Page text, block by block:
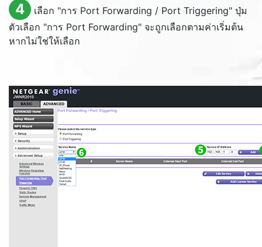
4 เลือก "การ Port Forwarding / Port Triggering" ปุ่ม
ตัวเลือก "การ Port Forwarding" จะถูกเลือกตามค่าเริ่มต้น
หากไม่ใช่ให้เลือก